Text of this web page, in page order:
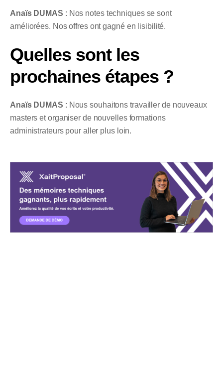
Anaïs DUMAS : Nos notes techniques se sont
améliorées. Nos offres ont gagné en lisibilité.
Quelles sont les
prochaines étapes ?
Anaïs DUMAS : Nous souhaitons travailler de nouveaux
masters et organiser de nouvelles formations
administrateurs pour aller plus loin.